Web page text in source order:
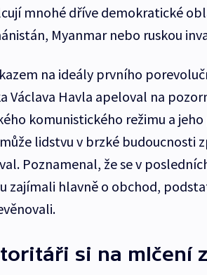
mnohé dříve demokratické
Myanmar nebo ruskou
na ideály prvního
Václava Havla apeloval na
komunistického režimu a
lidstvu v brzké budoucnosti
Poznamenal, že se v
zajímali hlavně o obchod,
si na mlčení